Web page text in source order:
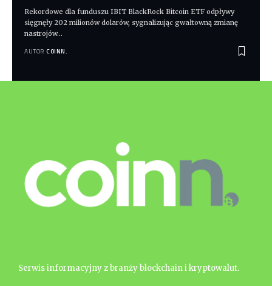
Rekordowe dla funduszu IBIT BlackRock Bitcoin ETF odpływy
sięgnęły 202 milionów dolarów, sygnalizując gwałtowną zmianę
nastrojów…
AUTOR COINN.
Serwis informacyjny z branży blockchain i kryptowalut.